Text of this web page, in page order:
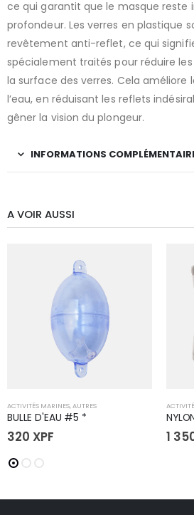
ce qui garantit que le masque reste
profondeur. Les verres en plastique
revêtement anti-reflet, ce qui
spécialement traités pour réduire
la surface des verres. Cela améliore
l’eau, en réduisant les reflets
gêner la vision du plongeur.
INFORMATIONS
A VOIR AUSSI
ACTIVITÉS MARINES, AUTRES
BULLE D'EAU #5 *
320 XPF 1